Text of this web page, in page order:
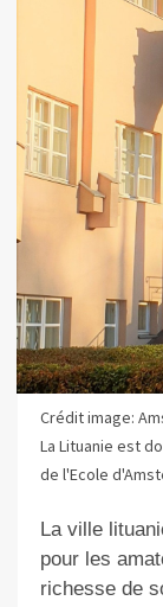
Crédit image:
La Lituanie est
de l'Ecole
La ville
pour les
richesse de